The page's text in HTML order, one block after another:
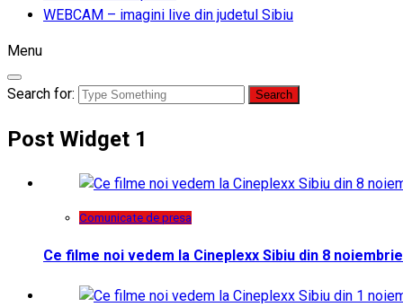
WEBCAM – imagini live din judetul Sibiu
Menu
Search for:
Post Widget 1
Comunicate de presa
Ce filme noi vedem la Cineplexx Sibiu din 8 noiembrie